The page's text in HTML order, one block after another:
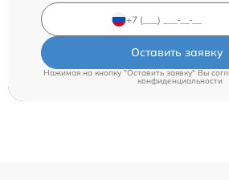
Оставить заявку
Нажимая на кнопку "Оставить заявку" Вы
конфиденциальности